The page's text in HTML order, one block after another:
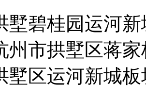
墅碧桂园运河
州市拱墅区蒋
墅区运河新城板